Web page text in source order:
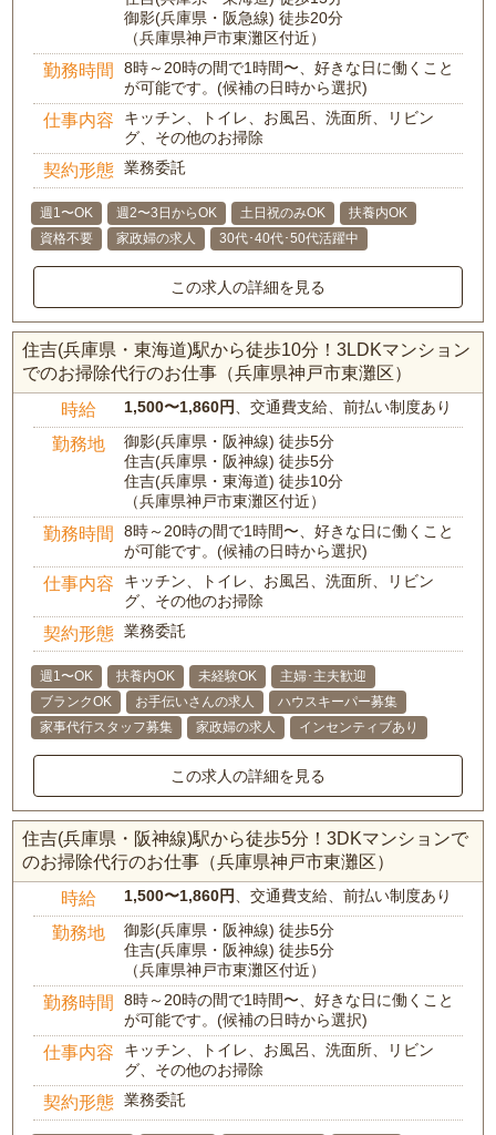
御影(兵庫県・阪急線) 徒歩20分
（兵庫県神戸市東灘区付近）
勤務時間
8時～20時の間で1時間〜、好きな日に働くこと
が可能です。(候補の日時から選択)
仕事内容
キッチン、トイレ、お風呂、洗面所、リビン
グ、その他のお掃除
契約形態 業務委託
週1〜OK 週2〜3日からOK 土日祝のみOK
扶養内OK
資格不要
家政婦の求人 30代･40代･50代活躍中
この求人の詳細を見る
住吉(兵庫県・東海道)駅から徒歩10分！3LDKマンション
でのお掃除代行のお仕事（兵庫県神戸市東灘区）
時給 1,500〜1,860円、交通費支給、前払い制度あり
勤務地
御影(兵庫県・阪神線) 徒歩5分
住吉(兵庫県・阪神線) 徒歩5分
住吉(兵庫県・東海道) 徒歩10分
（兵庫県神戸市東灘区付近）
勤務時間
8時～20時の間で1時間〜、好きな日に働くこと
が可能です。(候補の日時から選択)
仕事内容
キッチン、トイレ、お風呂、洗面所、リビン
グ、その他のお掃除
契約形態 業務委託
週1〜OK 扶養内OK 未経験OK
主婦･主夫歓迎
ブランクOK
お手伝いさんの求人
ハウスキーパー募集
家事代行スタッフ募集
家政婦の求人 インセンティブあり
この求人の詳細を見る
住吉(兵庫県・阪神線)駅から徒歩5分！3DKマンションで
のお掃除代行のお仕事（兵庫県神戸市東灘区）
時給 1,500〜1,860円、交通費支給、前払い制度あり
勤務地
御影(兵庫県・阪神線) 徒歩5分
住吉(兵庫県・阪神線) 徒歩5分
（兵庫県神戸市東灘区付近）
勤務時間
8時～20時の間で1時間〜、好きな日に働くこと
が可能です。(候補の日時から選択)
仕事内容
キッチン、トイレ、お風呂、洗面所、リビン
グ、その他のお掃除
契約形態 業務委託